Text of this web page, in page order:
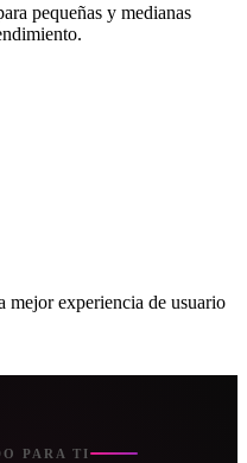
pequeñas y medianas
mejor experiencia de usuario
PARA TI